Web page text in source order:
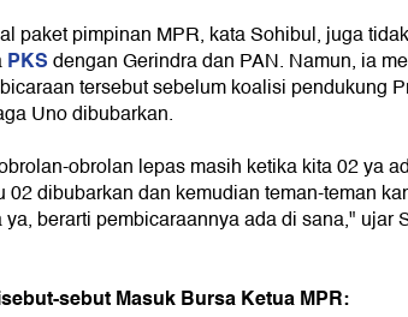
paket pimpinan MPR, kata Sohibul, juga tidak
PKSdengan Gerindra dan PAN. Namun, ia
tersebut sebelum koalisi pendukung
Uno dibubarkan.
obrolan lepas masih ketika kita 02 ya
02 dibubarkan dan kemudian teman-teman
ya, berarti pembicaraannya ada di sana," ujar
sebut Masuk Bursa Ketua MPR: